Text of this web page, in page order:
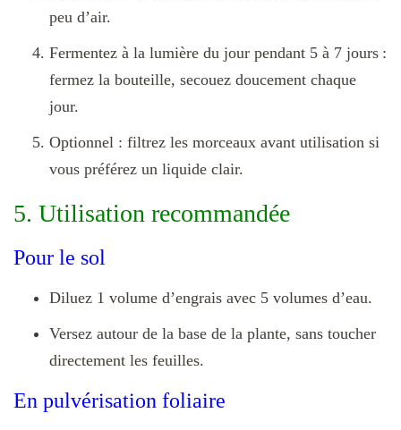
peu d’air.
Fermentez à la lumière du jour pendant 5 à 7 jours :
fermez la bouteille, secouez doucement chaque
jour.
Optionnel : filtrez les morceaux avant utilisation si
vous préférez un liquide clair.
5. Utilisation recommandée
Pour le sol
Diluez 1 volume d’engrais avec 5 volumes d’eau.
Versez autour de la base de la plante, sans toucher
directement les feuilles.
En pulvérisation foliaire